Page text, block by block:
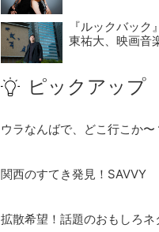
『ルックバッ
東祐大、映画音
ピックアップ
ウラなんばで、どこ行こか〜
関西のすてき発見！SAVVY
拡散希望！話題のおもしろネ